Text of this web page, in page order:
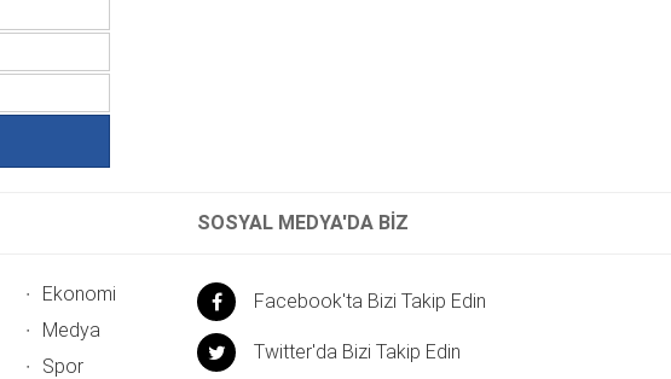
SOSYAL MEDYA'DA BİZ
Ekonomi
Medya
Spor
Facebook'ta Bizi Takip Edin
Twitter'da Bizi Takip Edin